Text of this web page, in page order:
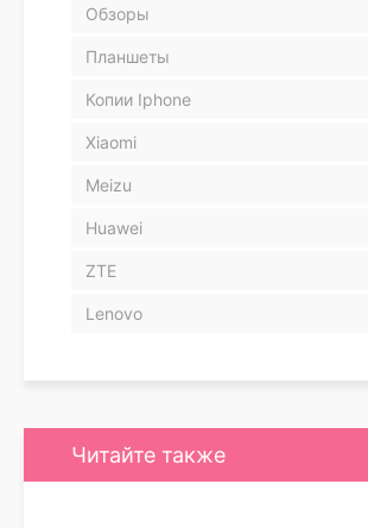
Обзоры
Планшеты
Копии Iphone
Xiaomi
Meizu
Huawei
ZTE
Lenovo
Читайте также